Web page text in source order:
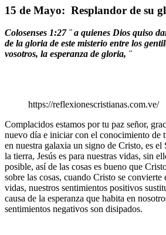
15 de Mayo: Resplandor de su
Colosenses 1:27 ¨ a quienes Dios quiso
de la gloria de este misterio entre los
vosotros, la esperanza de gloria, ¨
https://reflexionescristianas.com.ve/
Complacidos estamos por tu paz señor,
nuevo día e iniciar con el conocimiento de
en nuestra galaxia un signo de Cristo, es el
la tierra, Jesús es para nuestras vidas, sin
posible, así de las cosas es bueno que
sobre las cosas, cuando Cristo se convierte
vidas, nuestros sentimientos positivos
causa de la esperanza que habita en
sentimientos negativos son disipados.